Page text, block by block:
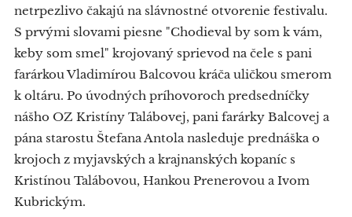
netrpezlivo čakajú na slávnostné otvorenie festivalu.
S prvými slovami piesne "Chodieval by som k vám,
keby som smel" krojovaný sprievod na čele s pani
farárkou Vladimírou Balcovou kráča uličkou smerom
k oltáru. Po úvodných príhovoroch predsedníčky
nášho OZ Kristíny Talábovej, pani farárky Balcovej a
pána starostu Štefana Antola nasleduje prednáška o
krojoch z myjavských a krajnanských kopaníc s
Kristínou Talábovou, Hankou Prenerovou a Ivom
Kubrickým.